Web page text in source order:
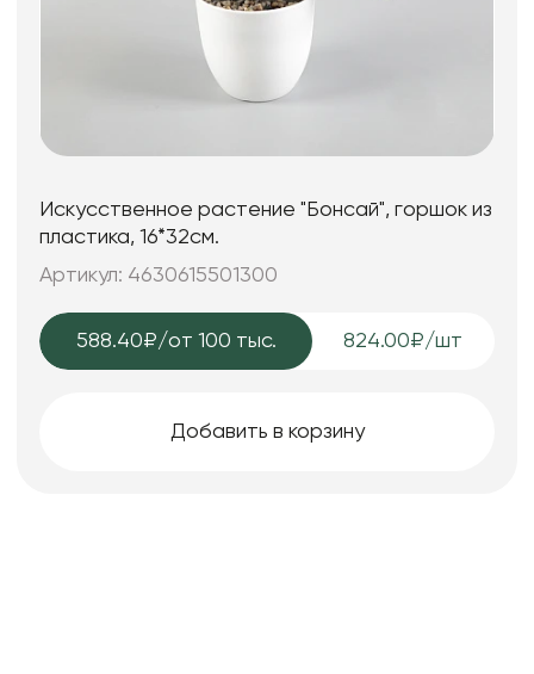
Искусственное растение "Бонсай", горшок из
пластика, 16*32см.
Артикул: 4630615501300
588.40₽/от 100 тыс. 824.00₽/шт
Добавить в корзину